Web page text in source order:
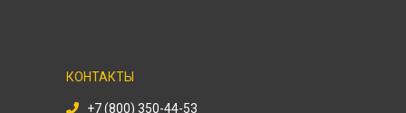
КОНТАКТЫ
+7 (800) 350-44-53